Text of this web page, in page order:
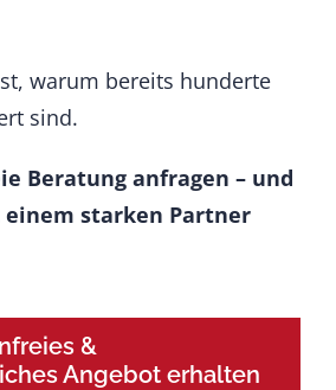
warum bereits hunderte
sind.
Beratung anfragen – und
starken Partner
&
Angebot erhalten